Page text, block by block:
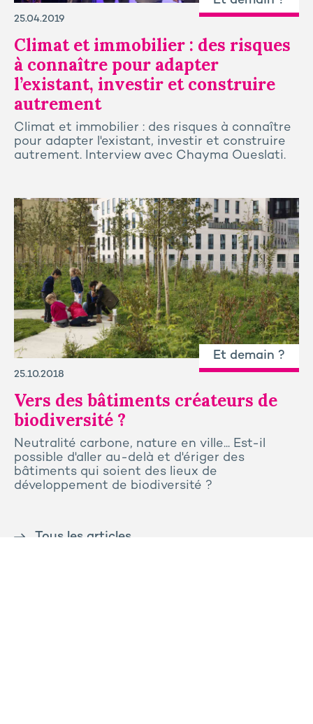
25.04.2019
Climat et immobilier : des risques
à connaître pour adapter
l’existant, investir et construire
autrement
Climat et immobilier : des risques à connaître
pour adapter l'existant, investir et construire
autrement. Interview avec Chayma Oueslati.
Et demain ?
25.10.2018
Vers des bâtiments créateurs de
biodiversité ?
Neutralité carbone, nature en ville... Est-il
possible d'aller au-delà et d'ériger des
bâtiments qui soient des lieux de
développement de biodiversité ?
Tous les articles